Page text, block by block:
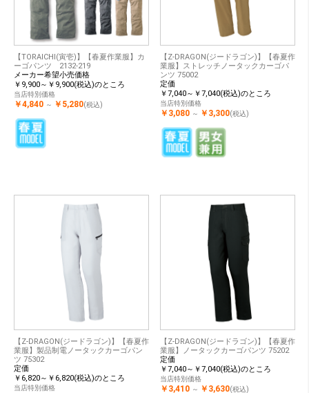
【TORAICHI(寅壱)】【春夏作業服】カ
ーゴパンツ 2132-219
メーカー希望小売価格
￥9,900～￥9,900(税込)のところ
当店特別価格
￥4,840 ～ ￥5,280(税込)
【Z-DRAGON(ジードラゴン)】【春夏作
業服】ストレッチノータックカーゴパ
ンツ 75002
定価
￥7,040～￥7,040(税込)のところ
当店特別価格
￥3,080 ～ ￥3,300(税込)
【Z-DRAGON(ジードラゴン)】【春夏作
業服】製品制電ノータックカーゴパン
ツ 75302
定価
￥6,820～￥6,820(税込)のところ
当店特別価格
【Z-DRAGON(ジードラゴン)】【春夏作
業服】ノータックカーゴパンツ 75202
定価
￥7,040～￥7,040(税込)のところ
当店特別価格
￥3,410 ～ ￥3,630(税込)